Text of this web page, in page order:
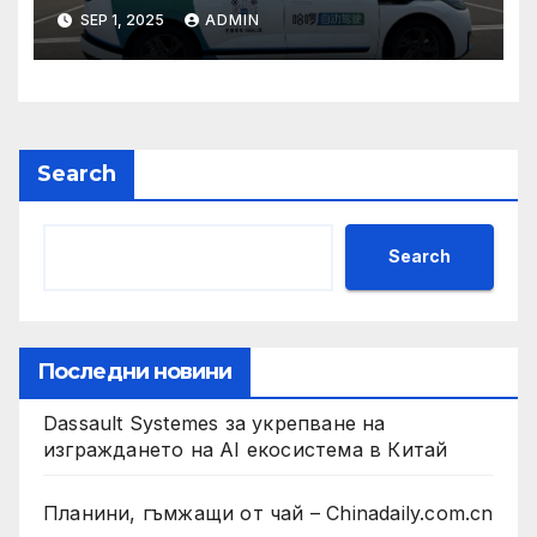
техните треньори имат
нужда от нашата подкрепа
и ние ще им я осигурим
SEP 1, 2025 ADMIN
Search
Search
Последни новини
Dassault Systemes за укрепване на
изграждането на AI екосистема в Китай
Планини, гъмжащи от чай – Chinadaily.com.cn